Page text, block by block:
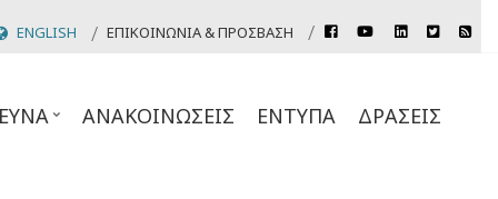
ENGLISH
Top
ΕΠΙΚΟΙΝΩΝΊΑ & ΠΡΌΣΒΑΣΗ facebookyoutubelinkedintwitterrss
ΑΝΑΚΟΙΝΏΣΕΙΣ ΈΝΤΥΠΑ ΔΡΆΣΕΙΣ